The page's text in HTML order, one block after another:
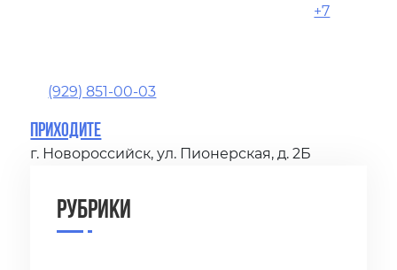
+7
(929) 851-00-03
Приходите
г. Новороссийск, ул. Пионерская, д. 2Б
Рубрики